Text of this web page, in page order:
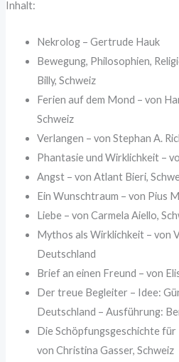
Inhalt:
Nekrolog – Gertrude Hauk
Bewegung, Philosophien,
Billy, Schweiz
Ferien auf dem Mond – von
Schweiz
Verlangen – von Stephan A.
Phantasie und Wirklichkeit –
Angst – von Atlant Bieri,
Ein Wunschtraum – von Pius
Liebe – von Carmela Aiello,
Mythos als Wirklichkeit – von
Deutschland
Brief an einen Freund – von
Der treue Begleiter – Idee:
Deutschland – Ausführung:
Die Schöpfungsgeschichte für
von Christina Gasser, Schweiz